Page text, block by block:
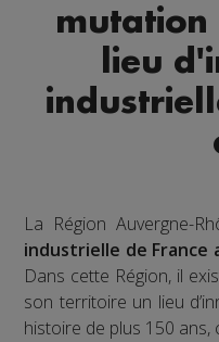
mutation
lieu
La Région Auvergne-
industrielle de France
Dans cette Région, il
son territoire un lieu
histoire de plus 150 ans,